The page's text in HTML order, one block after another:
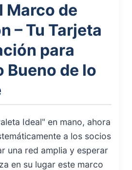
Marco de
– Tu Tarjeta
para
Bueno de lo
Ideal" en mano, ahora
a los socios
una red amplia y esperar
en su lugar este marco